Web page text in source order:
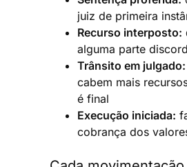
juiz de primeira
Recurso interposto:
alguma parte
Trânsito em julgado:
cabem mais
é final
Execução iniciada:
cobrança dos